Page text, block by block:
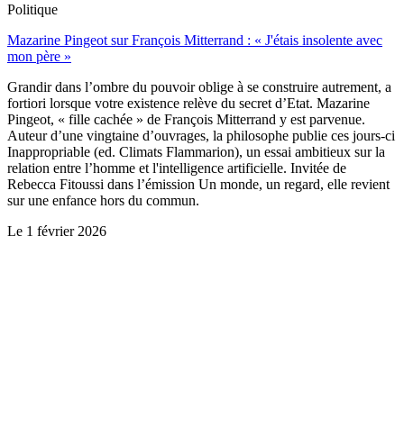
Politique
Mazarine Pingeot sur François Mitterrand : « J'étais insolente avec
mon père »
Grandir dans l’ombre du pouvoir oblige à se construire autrement, a
fortiori lorsque votre existence relève du secret d’Etat. Mazarine
Pingeot, « fille cachée » de François Mitterrand y est parvenue.
Auteur d’une vingtaine d’ouvrages, la philosophe publie ces jours-ci
Inappropriable (ed. Climats Flammarion), un essai ambitieux sur la
relation entre l’homme et l'intelligence artificielle. Invitée de
Rebecca Fitoussi dans l’émission Un monde, un regard, elle revient
sur une enfance hors du commun.
Le 1 février 2026